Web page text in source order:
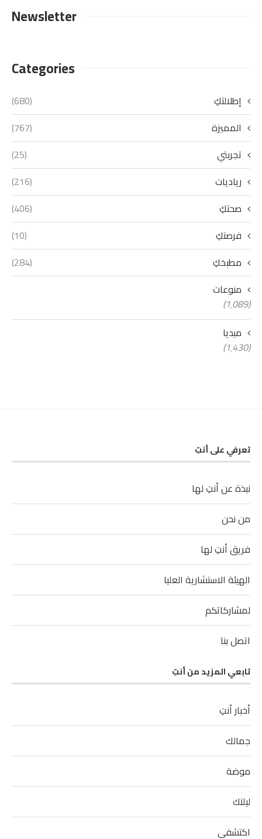
Newsletter
Categories
إطلالتكِ
(680)
المميزة
(767)
تجربتي
(25)
رياديات
(216)
صحتكِ
(406)
فرصتكِ
(10)
مطبخكِ
(284)
منوعات
(1٬089)
ميديا
(1٬430)
تعرفي على أنتِ
نبذة عن أنتِ لها
من نحن
فريق أنتِ لها
الهيئة الاستشارية العليا
لمشاركاتكم
اتصل بنا
تابعي المزيد من أنتِ
أخبار أنتِ
جمالك
موضة
ليلتك
اكتشفي